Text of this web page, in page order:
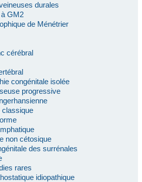
durales
GM2
de Ménétrier
cérébral
congénitale isolée
progressive
classique
non cétosique
des surrénales
rares
idiopathique